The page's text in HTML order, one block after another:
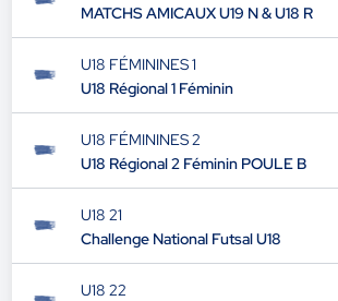
MATCHS AMICAUX U19 N & U18 R
U18 FÉMININES 1
U18 Régional 1 Féminin
U18 FÉMININES 2
U18 Régional 2 Féminin POULE B
U18 21
Challenge National Futsal U18
U18 22